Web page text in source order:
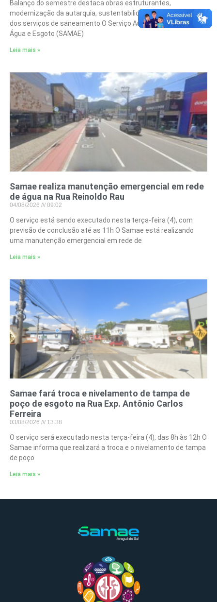
Balanço do semestre destaca obras estruturantes,
modernização da autarquia, sustentabilidade e fortalecimento
dos serviços de saneamento O Serviço Autônomo Municipal de
Água e Esgoto (SAMAE)
Leia mais »
Samae realiza manutenção emergencial em rede
de água na Rua Reinoldo Rau
04/08/2026 09:02
O serviço está sendo executado nesta terça-feira (4), com
previsão de conclusão até as 11h O Samae está realizando
uma manutenção emergencial em rede de
Leia mais »
Samae fará troca e nivelamento de tampa de
poço de esgoto na Rua Exp. Antônio Carlos
Ferreira
03/08/2026 13:38
O serviço será executado nesta terça-feira (4), das 8h às 12h O
Samae informa que realizará a troca e o nivelamento de tampa
de poço
Leia mais »